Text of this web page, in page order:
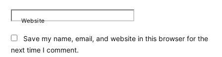
Website
Save my name, email, and website in this browser for the
next time I comment.